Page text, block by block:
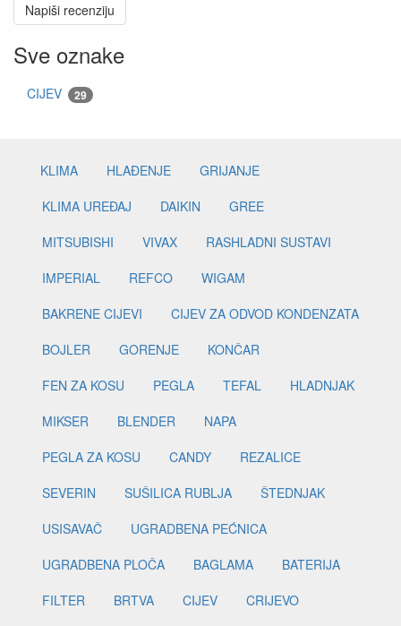
Napiši recenziju
Sve oznake
CIJEV 29
KLIMA HLAĐENJE
GRIJANJE
KLIMA UREĐAJ
DAIKIN
GREE
MITSUBISHI
VIVAX
RASHLADNI SUSTAVI
IMPERIAL
REFCO
WIGAM
BAKRENE CIJEVI
CIJEV ZA ODVOD KONDENZATA
BOJLER
GORENJE
KONČAR
FEN ZA KOSU
PEGLA TEFAL
HLADNJAK
MIKSER
BLENDER
NAPA
PEGLA ZA KOSU
CANDY
REZALICE
SEVERIN
SUŠILICA RUBLJA
ŠTEDNJAK
USISAVAČ
UGRADBENA PEĆNICA
UGRADBENA PLOČA
BAGLAMA
BATERIJA
FILTER
BRTVA CIJEV
CRIJEVO